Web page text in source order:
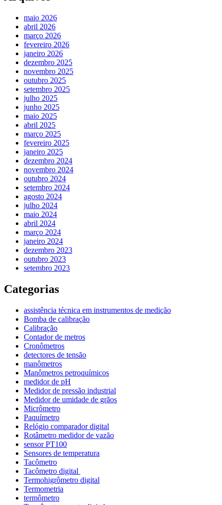
maio 2026
abril 2026
março 2026
fevereiro 2026
janeiro 2026
dezembro 2025
novembro 2025
outubro 2025
setembro 2025
julho 2025
junho 2025
maio 2025
abril 2025
março 2025
fevereiro 2025
janeiro 2025
dezembro 2024
novembro 2024
outubro 2024
setembro 2024
agosto 2024
julho 2024
maio 2024
abril 2024
março 2024
janeiro 2024
dezembro 2023
outubro 2023
setembro 2023
Categorias
assistência técnica em instrumentos de medição
Bomba de calibração
Calibração
Contador de metros
Cronômetros
detectores de tensão
manômetros
Manômetros petroquímicos
medidor de pH
Medidor de pressão industrial
Medidor de umidade de grãos
Micrômetro
Paquímetro
Relógio comparador digital
Rotâmetro medidor de vazão
sensor PT100
Sensores de temperatura
Tacômetro
Tacômetro digital
Termohigrômetro digital
Termometria
termômetro